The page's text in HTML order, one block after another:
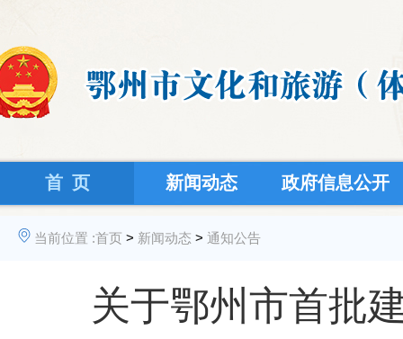
首 页 新闻动态 政府信息公开
当前位置 :首页 > 新闻动态 > 通知公告
关于鄂州市首批